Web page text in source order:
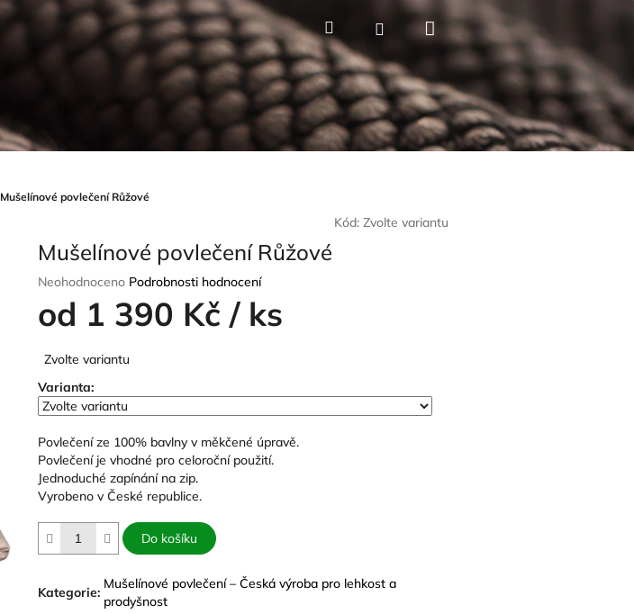
Hledat PřihlášeníNákupní
košík
Mušelínové povlečení Růžové
Kód: Zvolte variantu
Mušelínové povlečení Růžové
Průměrné
hodnocení
produktu
0,0
5
hvězdiček.
Neohodnoceno Podrobnosti hodnocení
od 1 390 Kč / ks
cena:
Zvolte variantu
Varianta:
Povlečení ze 100% bavlny v měkčené úpravě.
Povlečení je vhodné pro celoroční použití.
Jednoduché zapínání na zip.
Vyrobeno v České republice.
Do košíku
Kategorie:
Mušelínové povlečení – Česká výroba pro lehkost a
prodyšnost